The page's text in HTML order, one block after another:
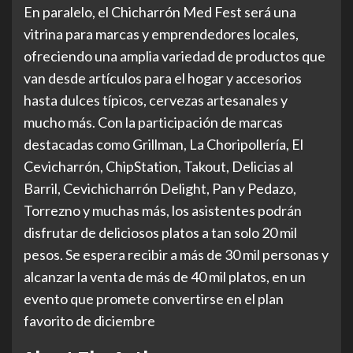
En paralelo, el Chicharrón Med Fest será una
vitrina para marcas y emprendedores locales,
ofreciendo una amplia variedad de productos que
van desde artículos para el hogar y accesorios
hasta dulces típicos, cervezas artesanales y
mucho más. Con la participación de marcas
destacadas como Grillman, La Choripollería, El
Cevicharrón, ChipStation, Takout, Delicias al
Barril, Cevichicharrón Delight, Pan y Pedazo,
Torrezno y muchas más, los asistentes podrán
disfrutar de deliciosos platos a tan solo 20 mil
pesos. Se espera recibir a más de 30 mil personas y
alcanzar la venta de más de 40 mil platos, en un
evento que promete convertirse en el plan
favorito de diciembre